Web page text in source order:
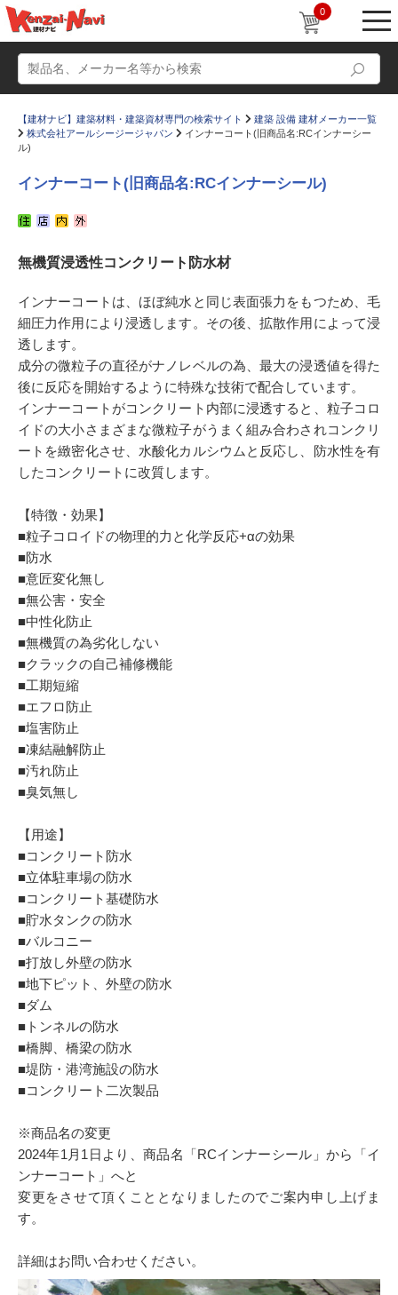
0
動画
かたなび コラム
Q＆A 販売・施工代理店募集
お気に入り
【建材ナビ】建築材料・建築資材専門の検索サイト
建築 設備 建材メーカー一覧
株式会社アールシージージャパン
インナーコート(旧商品名:RCインナーシー
ル)
インナーコート(旧商品名:RCインナーシール)
無機質浸透性コンクリート防水材
インナーコートは、ほぼ純水と同じ表面張力をもつため、毛
細圧力作用により浸透します。その後、拡散作用によって浸
透します。
成分の微粒子の直径がナノレベルの為、最大の浸透値を得た
後に反応を開始するように特殊な技術で配合しています。
インナーコートがコンクリート内部に浸透すると、粒子コロ
イドの大小さまざまな微粒子がうまく組み合わされコンクリ
ートを緻密化させ、水酸化カルシウムと反応し、防水性を有
したコンクリートに改質します。
【特徴・効果】
■粒子コロイドの物理的力と化学反応+αの効果
■防水
■意匠変化無し
■無公害・安全
■中性化防止
■無機質の為劣化しない
■クラックの自己補修機能
■工期短縮
■エフロ防止
■塩害防止
■凍結融解防止
■汚れ防止
■臭気無し
【用途】
■コンクリート防水
■立体駐車場の防水
■コンクリート基礎防水
■貯水タンクの防水
■バルコニー
■打放し外壁の防水
■地下ピット、外壁の防水
■ダム
■トンネルの防水
■橋脚、橋梁の防水
■堤防・港湾施設の防水
■コンクリート二次製品
※商品名の変更
2024年1月1日より、商品名「RCインナーシール」から「イ
ンナーコート」へと
変更をさせて頂くこととなりましたのでご案内申し上げま
す。
詳細はお問い合わせください。